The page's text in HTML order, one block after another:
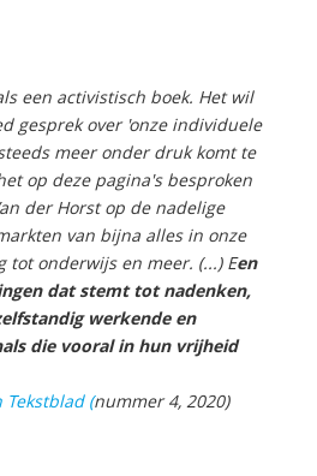
een activistisch boek. Het wil
gesprek over 'onze individuele
meer onder druk komt te
op deze pagina's besproken
der Horst op de nadelige
van bijna alles in onze
tot onderwijs en meer. (...) Een
dat stemt tot nadenken,
werkende en
die vooral in hun vrijheid
Tekstblad (nummer 4, 2020)